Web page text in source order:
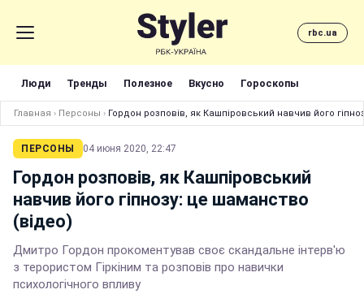
rbc.ua
Люди Тренды Полезное Вкусно Гороскопы
Главная › Персоны › Гордон розповів, як Кашпіровський навчив його
ПЕРСОНЫ 04 июня 2020, 22:47
Гордон розповів, як Кашпіровський
навчив його гіпнозу: це шаманство
(відео)
Дмитро Гордон прокоментував своє скандальне інтерв'ю
з терористом Гіркіним та розповів про навички
психологічного впливу